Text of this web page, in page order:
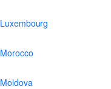
Luxembourg
Morocco
Moldova